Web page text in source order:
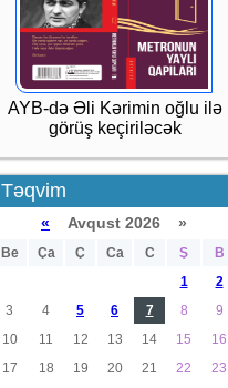
AYB-də Əli Kərimin oğlu ilə
görüş keçiriləcək
Təqvim
« Avqust 2026 »
Be Ça Ç Ca C Ş
B
1
2
3
4 5 6 7 8
9
10
11 12 13 14 15
16
17
18 19 20 21 22
23